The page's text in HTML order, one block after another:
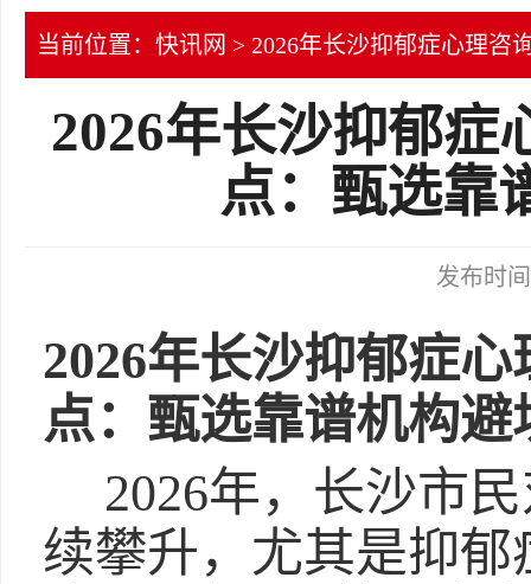
当前位置： 快讯网 > 2026年长沙抑郁症心理咨
2026年长沙抑郁症
点：甄选靠
发布时
2026年长沙抑郁症
点：甄选靠谱机构避
2026年，长沙市
续攀升，尤其是抑